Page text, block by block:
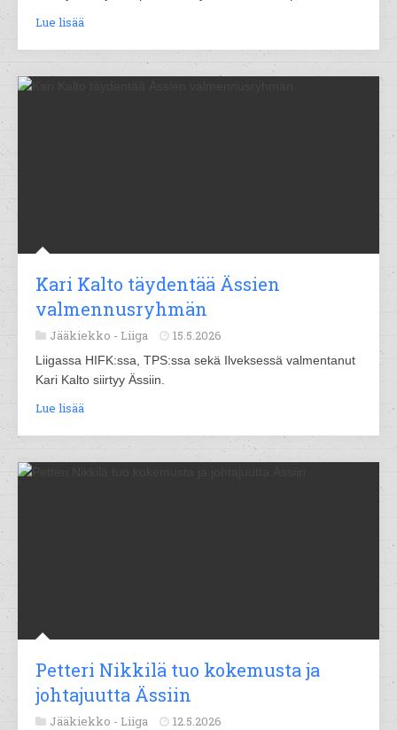
Lue lisää
Kari Kalto täydentää Ässien
valmennusryhmän
Jääkiekko - Liiga 15.5.2026
Liigassa HIFK:ssa, TPS:ssa sekä Ilveksessä valmentanut
Kari Kalto siirtyy Ässiin.
Lue lisää
Petteri Nikkilä tuo kokemusta ja
johtajuutta Ässiin
Jääkiekko - Liiga 12.5.2026